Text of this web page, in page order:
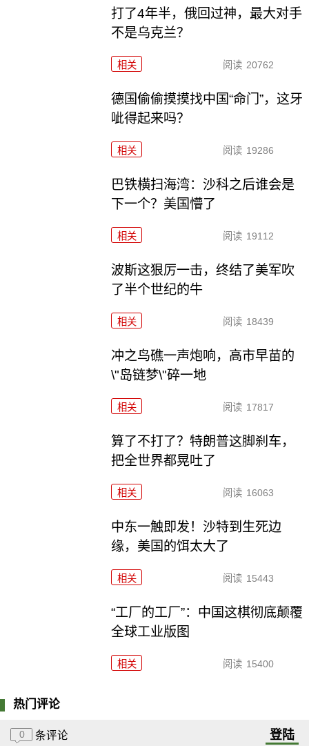
打了4年半，俄回过神，最大对手
不是乌克兰？
相关 阅读 20762
德国偷偷摸摸找中国“命门”，这牙
呲得起来吗？
相关 阅读 19286
巴铁横扫海湾：沙科之后谁会是
下一个？美国懵了
相关 阅读 19112
波斯这狠厉一击，终结了美军吹
了半个世纪的牛
相关 阅读 18439
冲之鸟礁一声炮响，高市早苗的
\"岛链梦\"碎一地
相关 阅读 17817
算了不打了？特朗普这脚刹车，
把全世界都晃吐了
相关 阅读 16063
中东一触即发！沙特到生死边
缘，美国的饵太大了
相关 阅读 15443
“工厂的工厂”：中国这棋彻底颠覆
全球工业版图
相关 阅读 15400
热门评论
0 条评论 登陆